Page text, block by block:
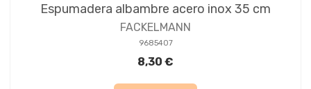
Espumadera albambre acero inox 35 cm
FACKELMANN
9685407
8,30 €